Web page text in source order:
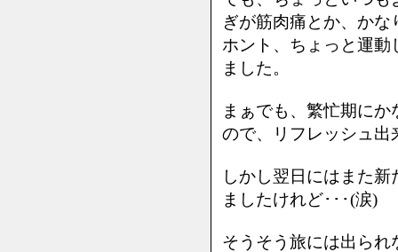
ぎが筋肉痛とか、かな
ホント、ちょっと運動
ました。
まぁでも、繁忙期に
ので、リフレッシュ出
しかし翌日にはまた
ましたけれど･･･(涙)
そうそう旅には出ら